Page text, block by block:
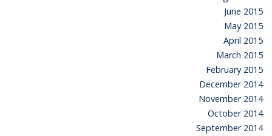
June 2015
May 2015
April 2015
March 2015
February 2015
December 2014
November 2014
October 2014
September 2014